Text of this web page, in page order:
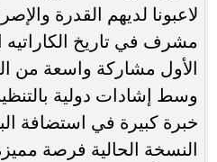
لاعبونا لديهم القدرة
مشرف في تاريخ
الأول مشاركة واسعة من
وسط إشادات دولية
خبرة كبيرة في استضافة
النسخة الحالية فرصة